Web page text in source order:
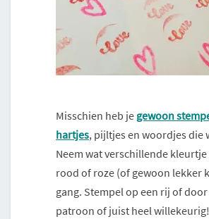
Misschien heb je gewoon
hartjes, pijltjes en woordjes die
Neem wat verschillende kleurtje
rood of roze (of gewoon lekker
gang. Stempel op een rij of
patroon of juist heel willekeurig!